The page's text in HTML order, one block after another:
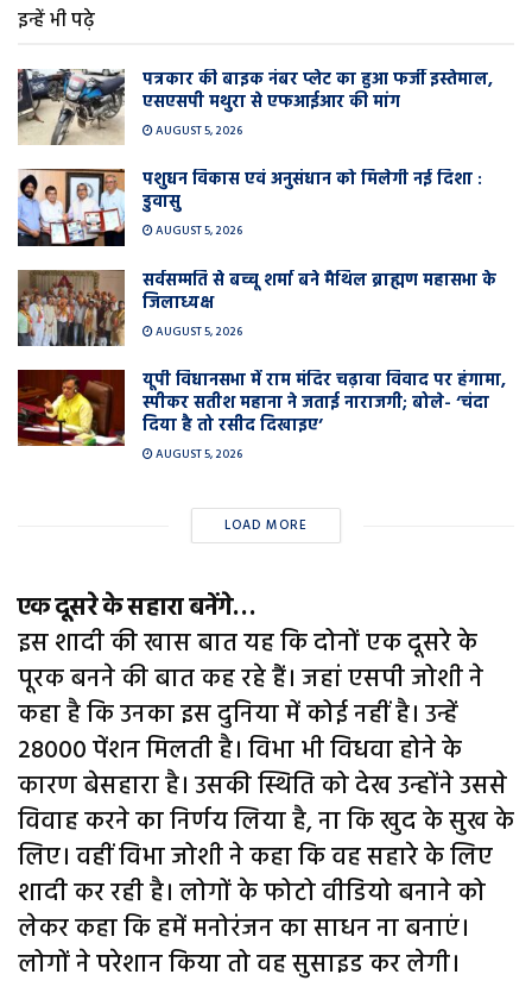
इन्हें भी पढ़े
पत्रकार की बाइक नंबर प्लेट का हुआ फर्जी इस्तेमाल,
एसएसपी मथुरा से एफआईआर की मांग
AUGUST 5, 2026
पशुधन विकास एवं अनुसंधान को मिलेगी नई दिशा :
डुवासु
AUGUST 5, 2026
सर्वसम्मति से बच्चू शर्मा बने मैथिल ब्राह्मण महासभा के
जिलाध्यक्ष
AUGUST 5, 2026
यूपी विधानसभा में राम मंदिर चढ़ावा विवाद पर हंगामा,
स्पीकर सतीश महाना ने जताई नाराजगी; बोले- ‘चंदा
दिया है तो रसीद दिखाइए’
AUGUST 5, 2026
LOAD MORE
एक दूसरे के सहारा बनेंगे…
इस शादी की खास बात यह कि दोनों एक दूसरे के
पूरक बनने की बात कह रहे हैं। जहां एसपी जोशी ने
कहा है कि उनका इस दुनिया में कोई नहीं है। उन्हें
28000 पेंशन मिलती है। विभा भी विधवा होने के
कारण बेसहारा है। उसकी स्थिति को देख उन्होंने उससे
विवाह करने का निर्णय लिया है, ना कि खुद के सुख के
लिए। वहीं विभा जोशी ने कहा कि वह सहारे के लिए
शादी कर रही है। लोगों के फोटो वीडियो बनाने को
लेकर कहा कि हमें मनोरंजन का साधन ना बनाएं।
लोगों ने परेशान किया तो वह सुसाइड कर लेगी।